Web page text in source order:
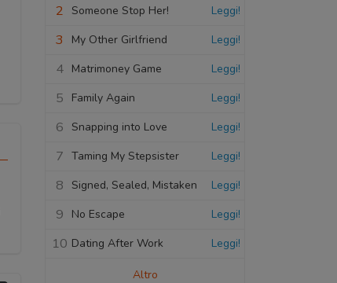
2 Someone Stop Her! Leggi!
3 My Other Girlfriend Leggi!
4 Matrimoney Game Leggi!
5 Family Again Leggi!
6 Snapping into Love Leggi!
7 Taming My Stepsister Leggi!
8 Signed, Sealed, Mistaken Leggi!
9 No Escape Leggi!
10 Dating After Work Leggi!
Altro